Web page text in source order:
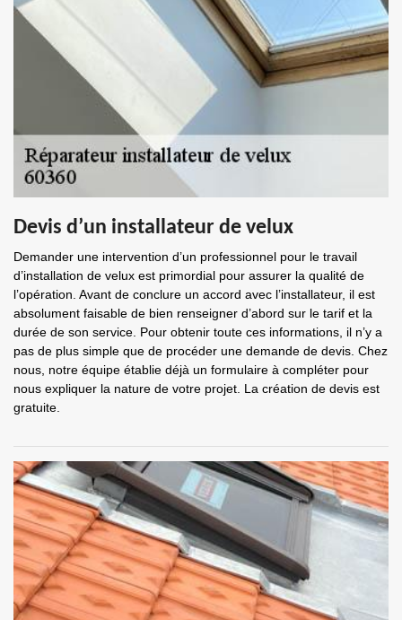
Devis d’un installateur de velux
Demander une intervention d’un professionnel pour le travail
d’installation de velux est primordial pour assurer la qualité de
l’opération. Avant de conclure un accord avec l’installateur, il est
absolument faisable de bien renseigner d’abord sur le tarif et la
durée de son service. Pour obtenir toute ces informations, il n’y a
pas de plus simple que de procéder une demande de devis. Chez
nous, notre équipe établie déjà un formulaire à compléter pour
nous expliquer la nature de votre projet. La création de devis est
gratuite.